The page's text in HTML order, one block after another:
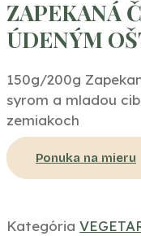
ZAPEKANÁ
ÚDENÝM
150g/200g
syrom a mladou
zemiakoch
Ponuka na mieru
Kategória